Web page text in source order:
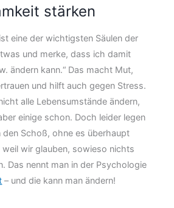
stärken
eine der wichtigsten Säulen der
und merke, dass ich damit
ändern kann.“ Das macht Mut,
und hilft auch gegen Stress.
alle Lebensumstände ändern,
einige schon. Doch leider legen
Schoß, ohne es überhaupt
wir glauben, sowieso nichts
Das nennt man in der Psychologie
– und die kann man ändern!